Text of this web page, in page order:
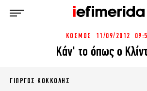
ΕΛΛΑΔΑ
ΠΟΛΙΤΙΣΜΟΣ
ΓΙΏΡΓΟΣ ΚΟΚΚΌΛΗΣ
ΚΟΣΜΟΣ 11/09/2012
Κάν' το όπως ο